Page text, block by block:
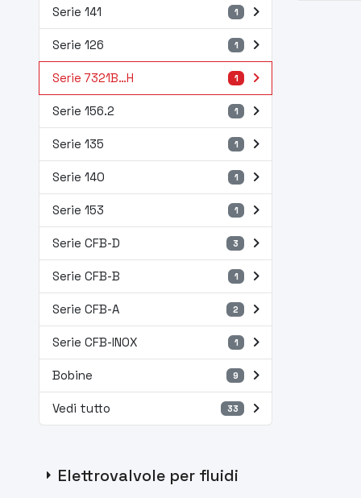
Serie 141 1 navigate_next
Serie 126 1 navigate_next
Serie 7321B…H 1 navigate_next
Serie 156.2 1 navigate_next
Serie 135 1 navigate_next
Serie 140 1 navigate_next
Serie 153 1 navigate_next
Serie CFB-D 3 navigate_next
Serie CFB-B 1 navigate_next
Serie CFB-A 2 navigate_next
Serie CFB-INOX 1 navigate_next
Bobine 9 navigate_next
Vedi tutto 33 navigate_next
arrow_right Elettrovalvole per fluidi